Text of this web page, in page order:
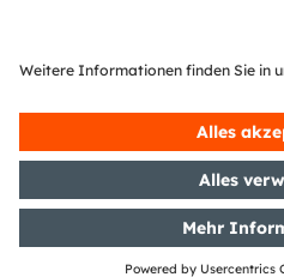
Datenschutzerklärung
ImpressumCookie PolicyAI